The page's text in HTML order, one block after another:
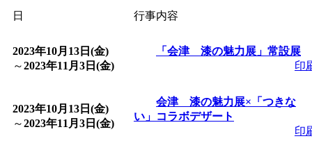
間：2026/07/09～
「皆鶴姫のこびる塾
」 受付期間：～
「子育て講座「ばん
日 行事内容
2023年10月13日(金)
～2023年11月3日(金)
「会津 漆の魅力展」常設展
印
2023年10月13日(金)
～2023年11月3日(金)
会津 漆の魅力展×「つきな
い」コラボデザート
印